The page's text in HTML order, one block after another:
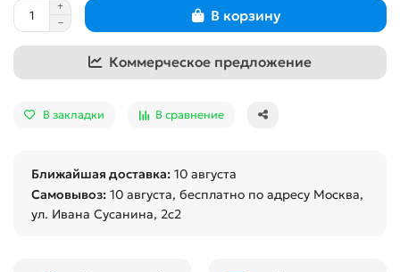
В корзину
Коммерческое предложение
В закладки В сравнение
Ближайшая доставка: 10 августа
Самовывоз: 10 августа, бесплатно по адресу Москва,
ул. Ивана Сусанина, 2с2